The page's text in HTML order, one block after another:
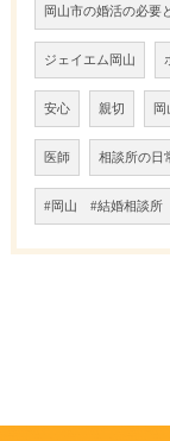
岡山市の婚活の必要
ジェイエム岡山
安心 親切
医師 相談所の日
#岡山 #結婚相談